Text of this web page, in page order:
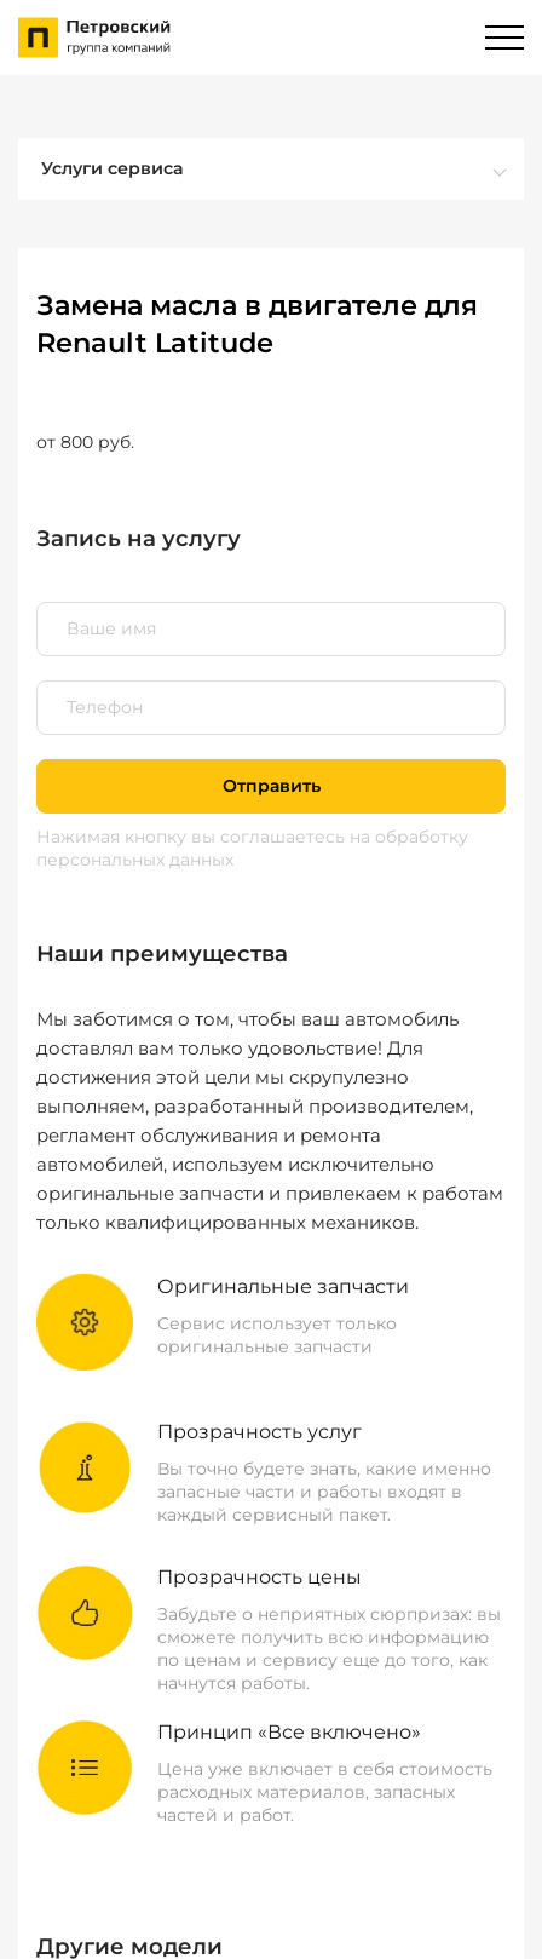
Услуги сервиса
Замена масла в двигателе для
Renault Latitude
от 800 руб.
Запись на услугу
Отправить
Нажимая кнопку вы соглашаетесь на обработку
персональных данных
Наши преимущества
Мы заботимся о том, чтобы ваш автомобиль
доставлял вам только удовольствие! Для
достижения этой цели мы скрупулезно
выполняем, разработанный производителем,
регламент обслуживания и ремонта
автомобилей, используем исключительно
оригинальные запчасти и привлекаем к работам
только квалифицированных механиков.
Оригинальные запчасти
Сервис использует только
оригинальные запчасти
Прозрачность услуг
Вы точно будете знать, какие именно
запасные части и работы входят в
каждый сервисный пакет.
Прозрачность цены
Забудьте о неприятных сюрпризах: вы
сможете получить всю информацию
по ценам и сервису еще до того, как
начнутся работы.
Принцип «Все включено»
Цена уже включает в себя стоимость
расходных материалов, запасных
частей и работ.
Другие модели